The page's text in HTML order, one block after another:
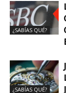
¿SABÍAS QUÉ?
¿SABÍAS QUÉ?